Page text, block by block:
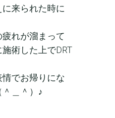
来られた時に
れが溜まって
術した上でDRT
でお帰りにな
＿＾）♪